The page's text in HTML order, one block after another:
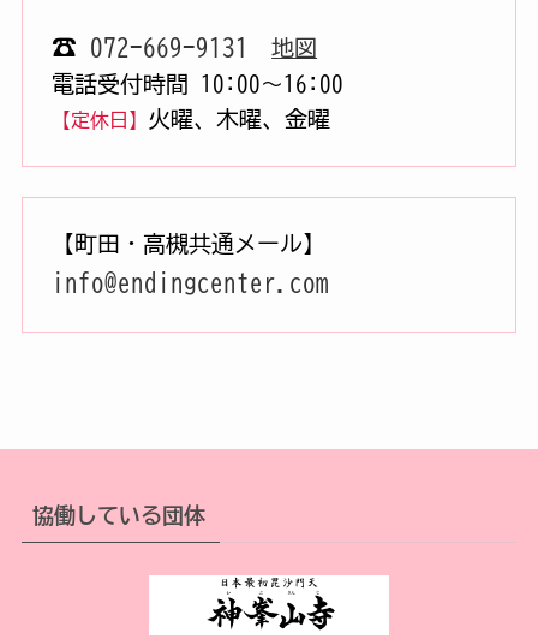
☎ 072-669-9131
地図
電話受付時間 10:00〜16:00
【定休日】 火曜、木曜、金曜
【町田・高槻共通メール】
info@endingcenter.com
協働している団体